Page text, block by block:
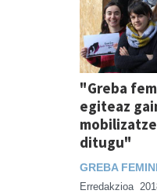
"Greba
egiteaz
ditugu"
GREBA
Erredakzioa